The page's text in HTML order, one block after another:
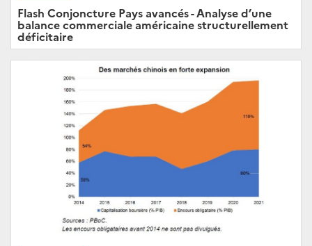
Flash Conjoncture Pays avancés - Analyse d’une
balance commerciale américaine structurellement
déficitaire